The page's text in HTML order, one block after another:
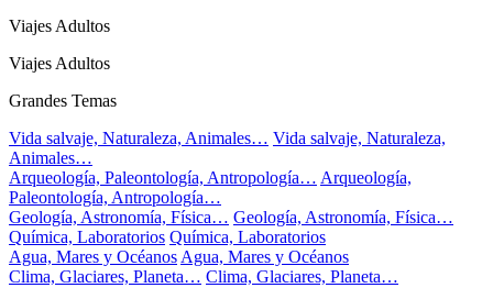
Viajes Adultos
Viajes Adultos
Grandes Temas
Vida salvaje, Naturaleza, Animales… Vida salvaje, Naturaleza,
Animales…
Arqueología, Paleontología, Antropología… Arqueología,
Paleontología, Antropología…
Geología, Astronomía, Física… Geología, Astronomía, Física…
Química, Laboratorios Química, Laboratorios
Agua, Mares y OcéanosAgua, Mares y Océanos
Clima, Glaciares, Planeta… Clima, Glaciares, Planeta…